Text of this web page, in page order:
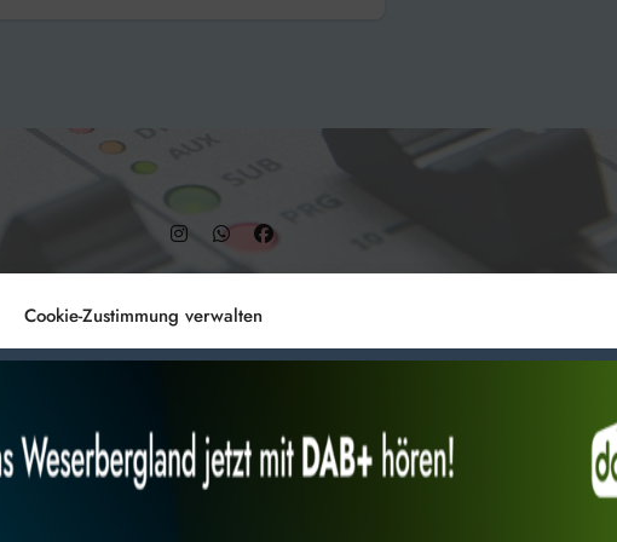
Cookie-Zustimmung verwalten